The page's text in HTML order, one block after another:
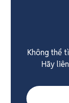
Không thể
Hãy